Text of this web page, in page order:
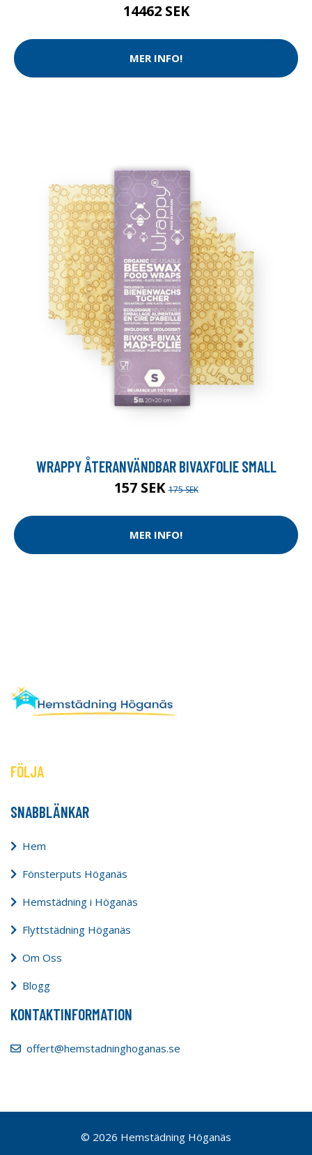
14462 SEK
MER INFO!
WRAPPY ÅTERANVÄNDBAR BIVAXFOLIE SMALL
157 SEK175 SEK
MER INFO!
FÖLJA
SNABBLÄNKAR
Hem
Fönsterputs Höganäs
Hemstädning i Höganäs
Flyttstädning Höganäs
Om Oss
Blogg
KONTAKTINFORMATION
offert@hemstadninghoganas.se
© 2026 Hemstädning Höganäs